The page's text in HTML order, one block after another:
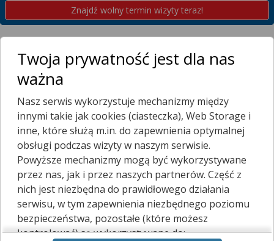
Znajdź wolny termin wizyty teraz!
Placówki
Przychodnie w Katowicach
Szopienice
Wybierz dzielnicę
BEDEROWIEC
BOGUCICE
BORKI
BRYNÓW
BUROWIEC
CEGIELNIA MURCKI
DĄB
DĄBRÓWKA MAŁA
DOLINA TRZECH STAWÓW
Twoja prywatność jest dla nas
ważna
Nasz serwis wykorzystuje mechanizmy między
innymi takie jak cookies (ciasteczka), Web Storage i
inne, które służą m.in. do zapewnienia optymalnej
obsługi podczas wizyty w naszym serwisie.
Powyższe mechanizmy mogą być wykorzystywane
przez nas, jak i przez naszych partnerów. Część z
nich jest niezbędna do prawidłowego działania
serwisu, w tym zapewnienia niezbędnego poziomu
bezpieczeństwa, pozostałe (które możesz
kontrolować) są wykorzystywane do: